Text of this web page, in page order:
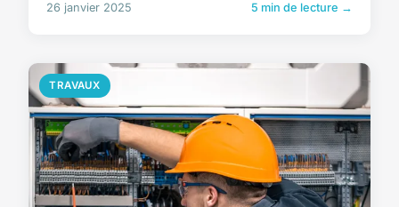
26 janvier 2025 5 min de lecture →
TRAVAUX